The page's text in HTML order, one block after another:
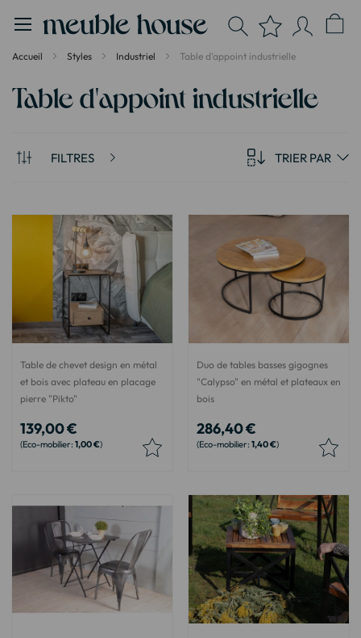
Accueil Styles Industriel Table d'appoint industrielle
Table d'appoint industrielle
FILTRES TRIER PAR
Table de chevet design en métal
et bois avec plateau en placage
pierre "Pikto"
139,00 €
1,00 €
Duo de tables basses gigognes
"Calypso" en métal et plateaux en
bois
286,40 €
1,40 €